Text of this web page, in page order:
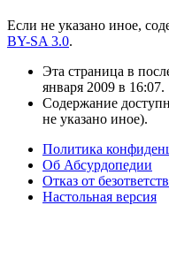
Если не указано иное,
BY-SA 3.0.
Эта страница в
января 2009 в 16:07.
Содержание
не указано иное).
Политика
Об Абсурдопедии
Отказ от
Настольная версия